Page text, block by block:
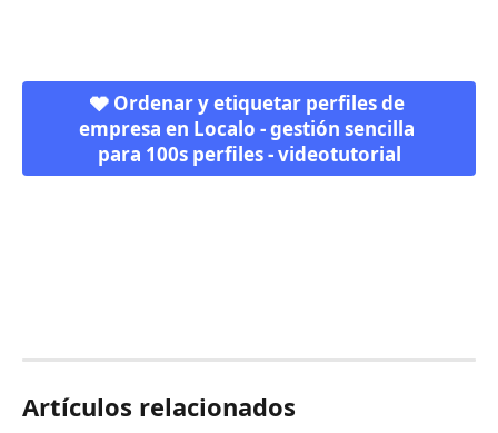
🩶 Ordenar y etiquetar perfiles de
empresa en Localo - gestión sencilla
para 100s perfiles - videotutorial
Artículos relacionados